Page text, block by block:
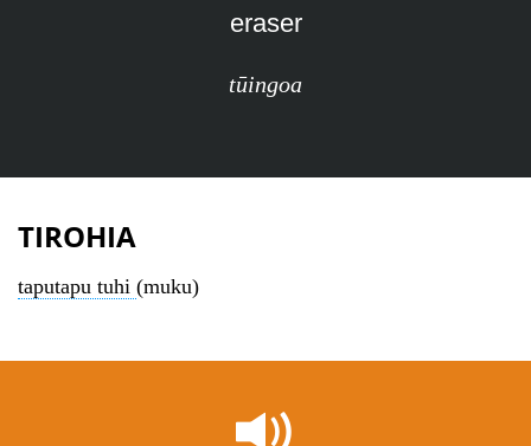
eraser
tūingoa
TIROHIA
taputapu tuhi (muku)